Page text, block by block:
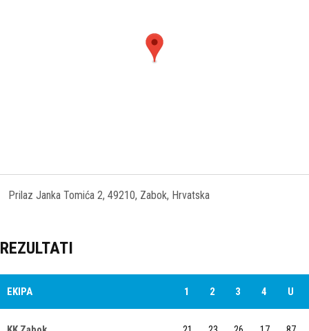
Prilaz Janka Tomića 2, 49210, Zabok, Hrvatska
REZULTATI
EKIPA 1 2 3 4 U